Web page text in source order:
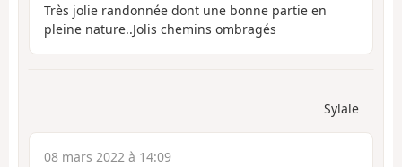
Très jolie randonnée dont une bonne partie en
pleine nature..Jolis chemins ombragés
Sylale
08 mars 2022 à 14:09